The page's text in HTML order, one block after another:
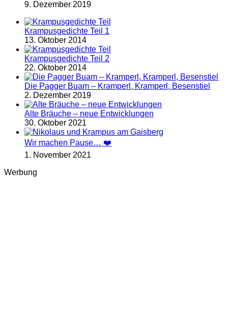
9. Dezember 2019
Krampusgedichte Teil 1
13. Oktober 2014
Krampusgedichte Teil 2
22. Oktober 2014
Die Pagger Buam – Kramperl, Kramperl, Besenstiel
2. Dezember 2019
Alte Bräuche – neue Entwicklungen
30. Oktober 2021
Wir machen Pause… ❤️
1. November 2021
Werbung